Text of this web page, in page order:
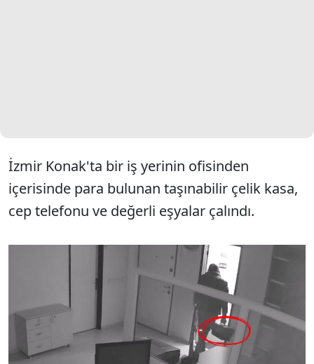
İzmir Konak'ta bir iş yerinin ofisinden
içerisinde para bulunan taşınabilir çelik kasa,
cep telefonu ve değerli eşyalar çalındı.